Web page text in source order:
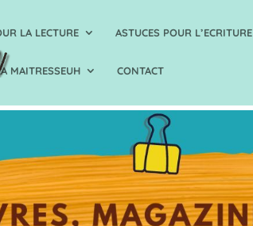
LA LECTURE ASTUCES POUR L’ECRITURE
MAITRESSEUH CONTACT